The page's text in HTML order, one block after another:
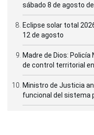
sábado 8 de agosto
Eclipse solar total
12 de agosto
Madre de Dios:
de control territorial
Ministro de Justicia
funcional del sistema